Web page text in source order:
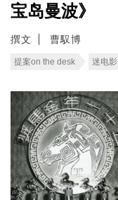
宝岛曼波》
撰文 曹馭博
提案on the desk 迷电影